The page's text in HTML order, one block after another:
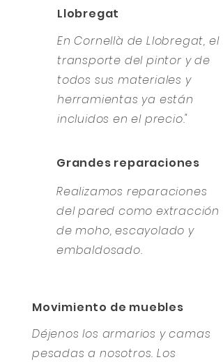
Llobregat
En Cornellà de Llobregat, el
transporte del pintor y de
todos sus materiales y
herramientas ya están
incluidos en el precio."
Grandes reparaciones
Realizamos reparaciones
del pared como extracción
de moho, escayolado y
embaldosado.
Movimiento de muebles
Déjenos los armarios y camas
pesadas a nosotros. Los